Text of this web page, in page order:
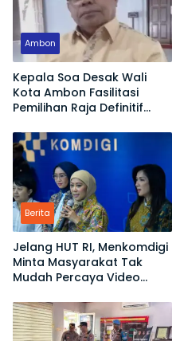
Ambon
Kepala Soa Desak Wali
Kota Ambon Fasilitasi
Pemilihan Raja Definitif
Berita
Jelang HUT RI, Menkomdigi
Minta Masyarakat Tak
Mudah Percaya Video